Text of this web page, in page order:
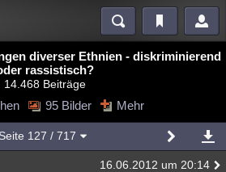
Blogs Videos
Politik Mystery Kriminalfälle
diverser Ethnien - diskriminierend
rassistisch?
14.468 Beiträge
95 Bilder Mehr
Seite 127 / 717
16.06.2012 um 20:14